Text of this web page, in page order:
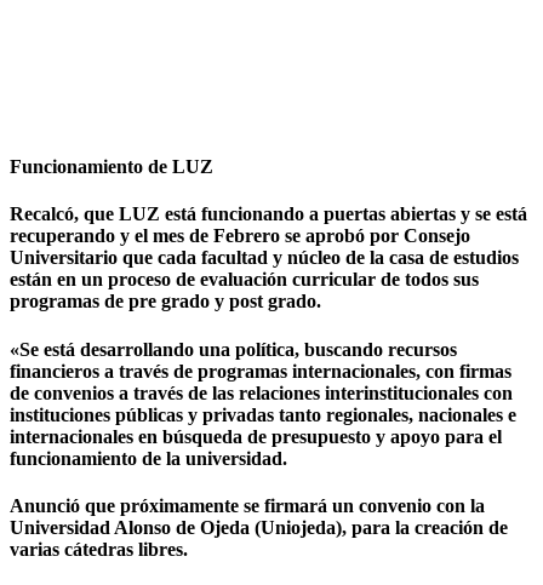
Funcionamiento de LUZ
Recalcó, que LUZ está funcionando a puertas abiertas y se está
recuperando y el mes de Febrero se aprobó por Consejo
Universitario que cada facultad y núcleo de la casa de estudios
están en un proceso de evaluación curricular de todos sus
programas de pre grado y post grado.
«Se está desarrollando una política, buscando recursos
financieros a través de programas internacionales, con firmas
de convenios a través de las relaciones interinstitucionales con
instituciones públicas y privadas tanto regionales, nacionales e
internacionales en búsqueda de presupuesto y apoyo para el
funcionamiento de la universidad.
Anunció que próximamente se firmará un convenio con la
Universidad Alonso de Ojeda (Uniojeda), para la creación de
varias cátedras libres.